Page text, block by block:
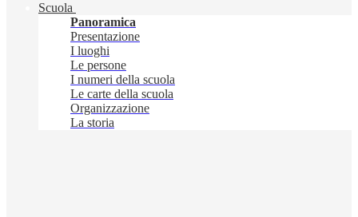
Scuola
Panoramica
Presentazione
I luoghi
Le persone
I numeri della scuola
Le carte della scuola
Organizzazione
La storia